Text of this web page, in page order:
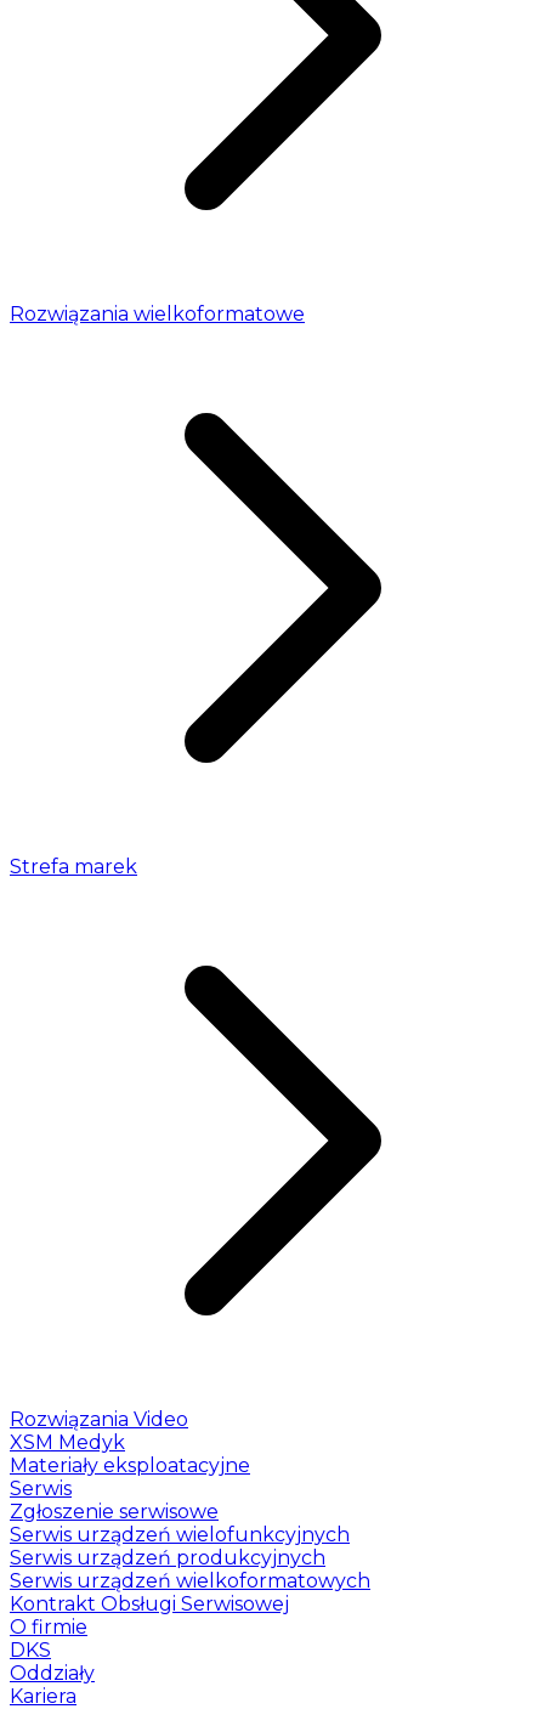
Rozwiązania wielkoformatowe
Strefa marek
Rozwiązania Video
XSM Medyk
Materiały eksploatacyjne
Serwis
Zgłoszenie serwisowe
Serwis urządzeń wielofunkcyjnych
Serwis urządzeń produkcyjnych
Serwis urządzeń wielkoformatowych
Kontrakt Obsługi Serwisowej
O firmie
DKS
Oddziały
Kariera